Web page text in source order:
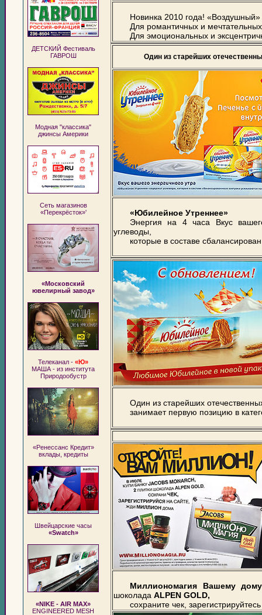
Новинка 2010 года!
Для романтичных и
Для эмоциональных и
Один из старейших
«Юбилейное Утреннее»
Энергия на 4 часа Вкус
углеводы,
которые в составе
Один из старейших
занимает первую позицию в
Миллиономагия Вашему
шоколада ALPEN GOLD,
сохраните чек,
ДЕТСКИЙ Фестиваль
ГАВРОШ
Модная "классика"
джинсы Америки
Сеть магазинов
«Перекрёсток»'
«Московский
ювелирный завод»
Телеканал - «Ю»
МАША - из института
Природообустр
«Ренессанс Кредит»
вклады, кредиты
Швейцарские часы
«Swatch»
«NIKE - AIR MAX»
ENGINEERED MESH